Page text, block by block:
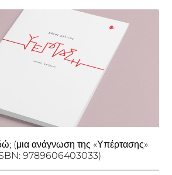
(μια ανάγνωση της «Υπέρτασης»
9789606403033)